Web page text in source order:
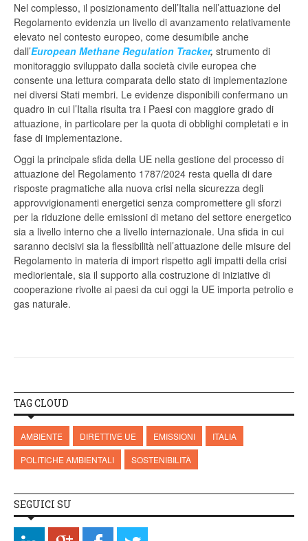
Nel complesso, il posizionamento dell’Italia nell’attuazione del
Regolamento evidenzia un livello di avanzamento relativamente
elevato nel contesto europeo, come desumibile anche
dall’European Methane Regulation Tracker, strumento di
monitoraggio sviluppato dalla società civile europea che
consente una lettura comparata dello stato di implementazione
nei diversi Stati membri. Le evidenze disponibili confermano un
quadro in cui l’Italia risulta tra i Paesi con maggiore grado di
attuazione, in particolare per la quota di obblighi completati e in
fase di implementazione.
Oggi la principale sfida della UE nella gestione del processo di
attuazione del Regolamento 1787/2024 resta quella di dare
risposte pragmatiche alla nuova crisi nella sicurezza degli
approvvigionamenti energetici senza compromettere gli sforzi
per la riduzione delle emissioni di metano del settore energetico
sia a livello interno che a livello internazionale. Una sfida in cui
saranno decisivi sia la flessibilità nell’attuazione delle misure del
Regolamento in materia di import rispetto agli impatti della crisi
mediorientale, sia il supporto alla costruzione di iniziative di
cooperazione rivolte ai paesi da cui oggi la UE importa petrolio e
gas naturale.
TAG CLOUD
AMBIENTE DIRETTIVE UE EMISSIONI
ITALIA
POLITICHE AMBIENTALI
SOSTENIBILITÀ
SEGUICI SU